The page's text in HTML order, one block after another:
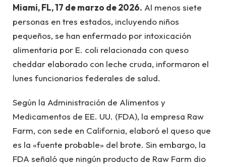
Miami, FL, 17 de marzo de 2026. Al menos siete
personas en tres estados, incluyendo niños
pequeños, se han enfermado por intoxicación
alimentaria por E. coli relacionada con queso
cheddar elaborado con leche cruda, informaron el
lunes funcionarios federales de salud.
Según la Administración de Alimentos y
Medicamentos de EE. UU. (FDA), la empresa Raw
Farm, con sede en California, elaboró ​​el queso que
es la «fuente probable» del brote. Sin embargo, la
FDA señaló que ningún producto de Raw Farm dio